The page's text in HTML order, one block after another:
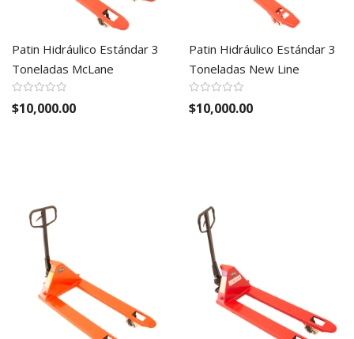
Patin Hidráulico Estándar 3
Toneladas McLane
$10,000.00
Patin Hidráulico Estándar 3
Toneladas New Line
$10,000.00